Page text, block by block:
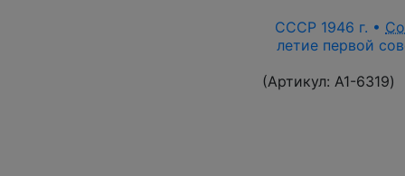
СССР 1946 г. •
летие первой
(Артикул: A1-6319)